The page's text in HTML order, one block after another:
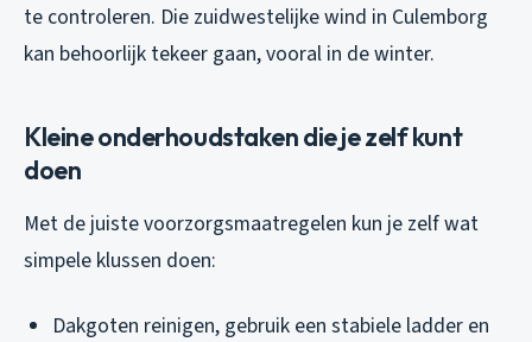
te controleren. Die zuidwestelijke wind in Culemborg
kan behoorlijk tekeer gaan, vooral in de winter.
Kleine onderhoudstaken die je zelf kunt
doen
Met de juiste voorzorgsmaatregelen kun je zelf wat
simpele klussen doen:
Dakgoten reinigen, gebruik een stabiele ladder en